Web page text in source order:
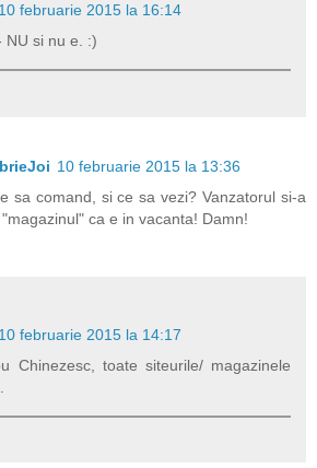
10 februarie 2015 la 16:14
NU si nu e. :)
10 februarie 2015 la 13:36
sa comand, si ce sa vezi? Vanzatorul si-a
ca e in vacanta! Damn!
10 februarie 2015 la 14:17
Chinezesc, toate siteurile/ magazinele